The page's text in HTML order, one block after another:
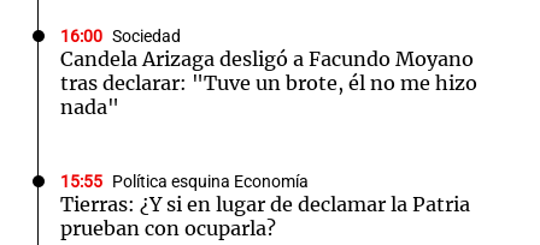
16:00 Sociedad
Candela Arizaga desligó a Facundo Moyano
tras declarar: "Tuve un brote, él no me hizo
nada"
15:55 Política esquina Economía
Tierras: ¿Y si en lugar de declamar la Patria
prueban con ocuparla?